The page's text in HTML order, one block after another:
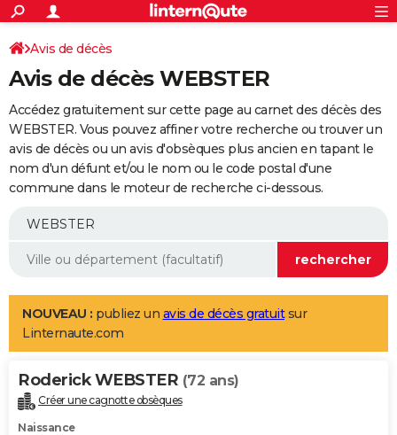
ACTUALITÉS
Politique
Société
Faits Divers
Education
Monde
Villes
+
SPORT
Coupe du monde 2026
Football
Tennis
Cyclisme
Rugby
Forum
Programme TV
TNT
Streaming
Cinéma
Sorties cinéma
Musique
+
FINANCE
Retraite
Epargne
Immobilier
Risques naturels par ville
Banque
Assurance
AUTO
Essais
Réserver un essai
Citadines
Berlines
SUV
Forum auto
+
Mobiles
Meilleur smartphone
Internet
Ordinateurs
Jeux vidéo
Guide high-tech
Aménagement intérieur
LIFESTYLE
Art de vivre
Bien-être
Loisirs
Mode
Modes de vie
Alimentation
Guide de la santé
Maladies
Médicaments
Sommeil
VOYAGE
Destinations
City break
Voyage nature
Voyage de noces
Forum
Climat
+PHOTO
Avis de décès
Avis de décès WEBSTER
Accédez gratuitement sur cette page au carnet des décès des
WEBSTER. Vous pouvez affiner votre recherche ou trouver un
avis de décès ou un avis d'obsèques plus ancien en tapant le
nom d'un défunt et/ou le nom ou le code postal d'une
commune dans le moteur de recherche ci-dessous.
NOUVEAU : publiez un avis de décès gratuitsur
Linternaute.com
Roderick WEBSTER (72 ans)
Créer une cagnotte obsèques
Naissance